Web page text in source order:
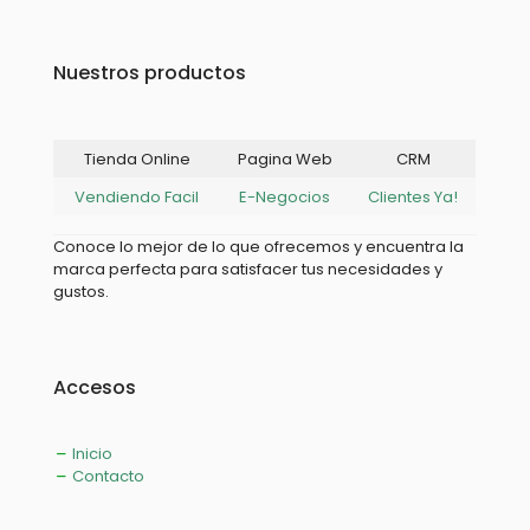
Nuestros productos
Tienda Online Pagina Web
CRM
Vendiendo Facil
E-Negocios Clientes Ya!
Conoce lo mejor de lo que ofrecemos y encuentra la
marca perfecta para satisfacer tus necesidades y
gustos.
Accesos
Inicio
Contacto